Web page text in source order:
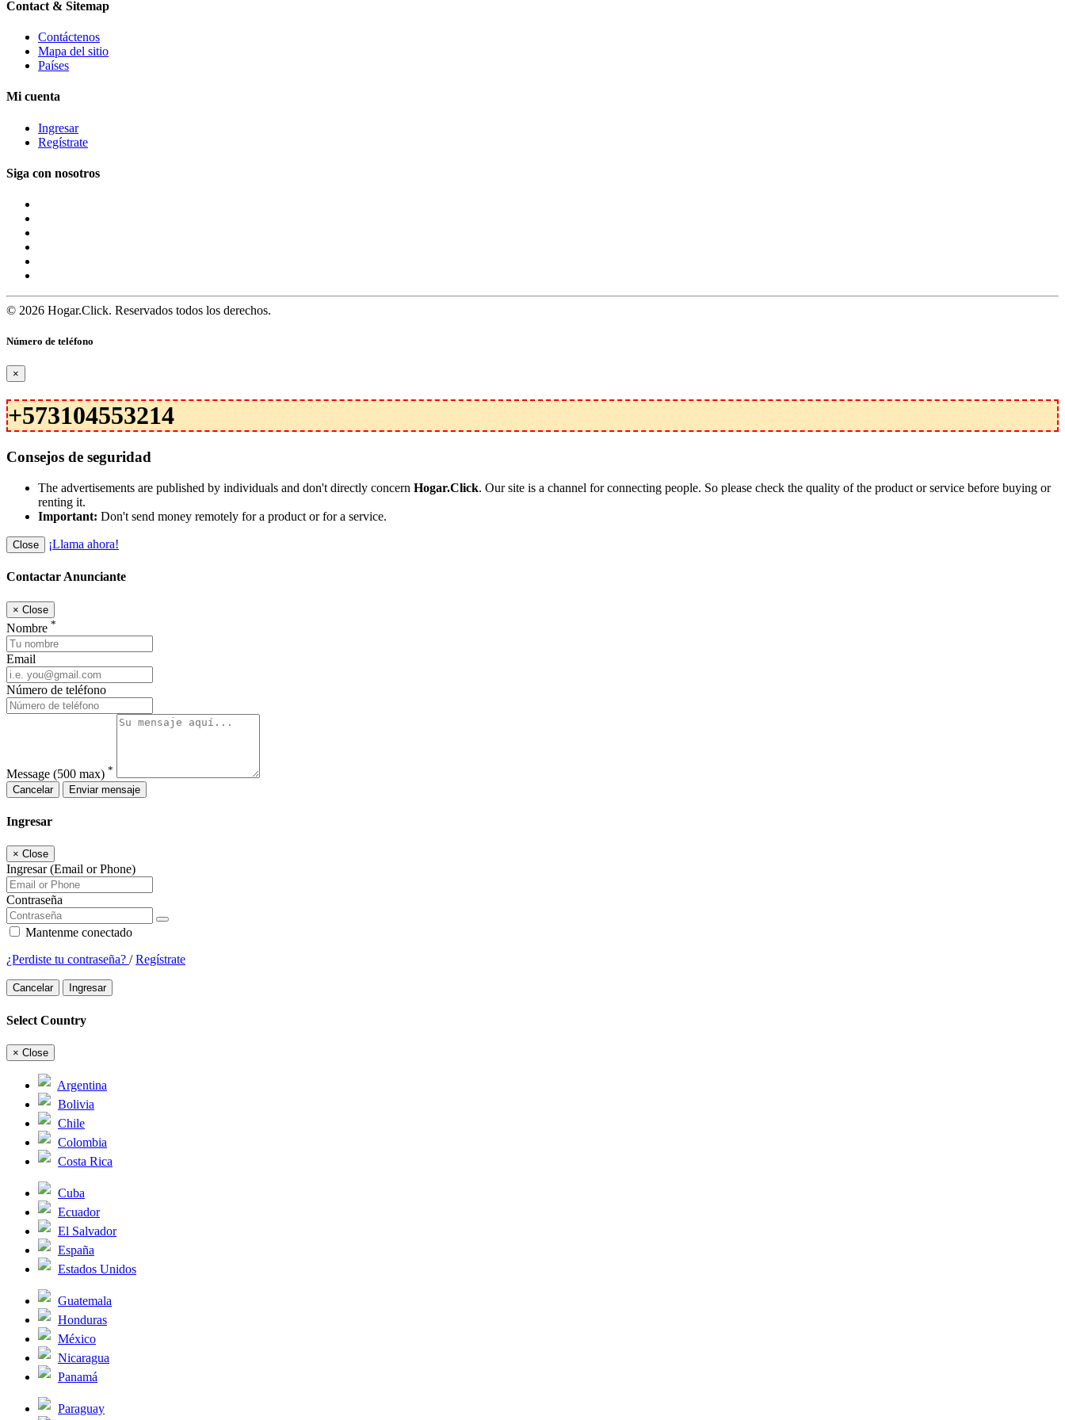
Contact & Sitemap
Contáctenos
Mapa del sitio
Países
Mi cuenta
Ingresar
Regístrate
Siga con nosotros
© 2026 Hogar.Click. Reservados todos los derechos.
Número de teléfono
×
+573104553214
Consejos de seguridad
The advertisements are published by individuals and don't directly concern Hogar.Click. Our site is a channel for connecting people. So please check the quality of the product or service before buying or
renting it.
Important: Don't send money remotely for a product or for a service.
Close ¡Llama ahora!
Contactar Anunciante
× Close
Nombre *
Email
Número de teléfono
Message (500 max) *
Cancelar
Enviar mensaje
Ingresar
× Close
Ingresar (Email or Phone)
Contraseña
Mantenme conectado
¿Perdiste tu contraseña? /Regístrate
Cancelar Ingresar
Select Country
× Close
Argentina
Bolivia
Chile
Colombia
Costa Rica
Cuba
Ecuador
El Salvador
España
Estados Unidos
Guatemala
Honduras
México
Nicaragua
Panamá
Paraguay